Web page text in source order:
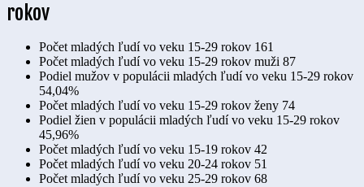
rokov
Počet mladých ľudí vo veku 15-29 rokov 161
Počet mladých ľudí vo veku 15-29 rokov muži 87
Podiel mužov v populácii mladých ľudí vo veku 15-29 rokov
54,04%
Počet mladých ľudí vo veku 15-29 rokov ženy 74
Podiel žien v populácii mladých ľudí vo veku 15-29 rokov
45,96%
Počet mladých ľudí vo veku 15-19 rokov 42
Počet mladých ľudí vo veku 20-24 rokov 51
Počet mladých ľudí vo veku 25-29 rokov 68